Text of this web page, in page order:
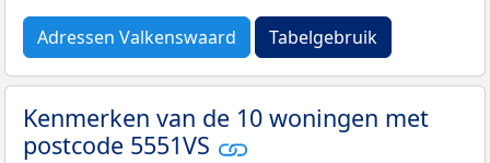
Adressen Valkenswaard Tabelgebruik
Kenmerken van de 10 woningen met
postcode 5551VS